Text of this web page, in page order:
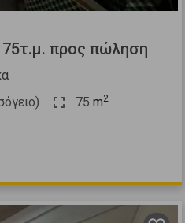
75τ.μ. προς πώληση
75 m2